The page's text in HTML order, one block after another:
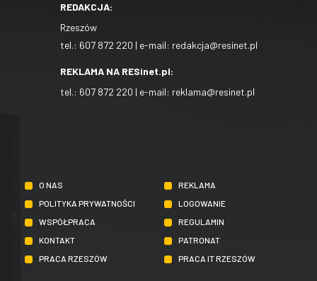
REDAKCJA:
Rzeszów
tel.: 607 872 220 | e-mail: redakcja@resinet.pl
REKLAMA NA RESinet.pl:
tel.: 607 872 220 | e-mail: reklama@resinet.pl
O NAS
REKLAMA
POLITYKA PRYWATNOŚCI
LOGOWANIE
WSPÓŁPRACA
REGULAMIN
KONTAKT
PATRONAT
PRACA RZESZÓW
PRACA IT RZESZÓW